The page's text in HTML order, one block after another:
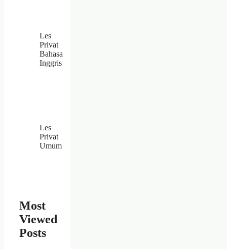
Les
Privat
Bahasa
Inggris
Les
Privat
Umum
Most
Viewed
Posts